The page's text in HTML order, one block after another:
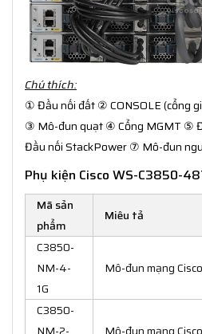
Chú thích:
① Đầu nối đất ② CONSOLE (cổng
③ Mô-đun quạt ④ Cổng MGMT ⑤
Đầu nối StackPower ⑦ Mô-đun
Phụ kiện Cisco WS-C3850-
Mã sản
phẩm
Miêu tả
C3850-
NM-4-
1G
Mô-đun mạng
C3850-